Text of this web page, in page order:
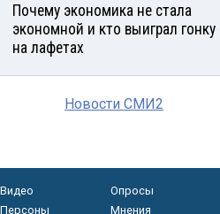
Почему экономика не стала
экономной и кто выиграл гонку
на лафетах
Новости СМИ2
Видео Опросы
Персоны
Мнения